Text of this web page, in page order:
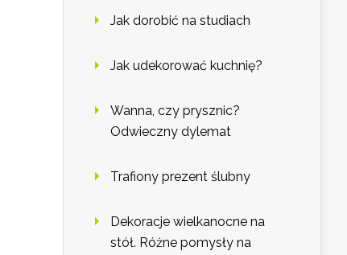
Jak dorobić na studiach
Jak udekorować kuchnię?
Wanna, czy prysznic?
Odwieczny dylemat
Trafiony prezent ślubny
Dekoracje wielkanocne na
stół. Różne pomysły na